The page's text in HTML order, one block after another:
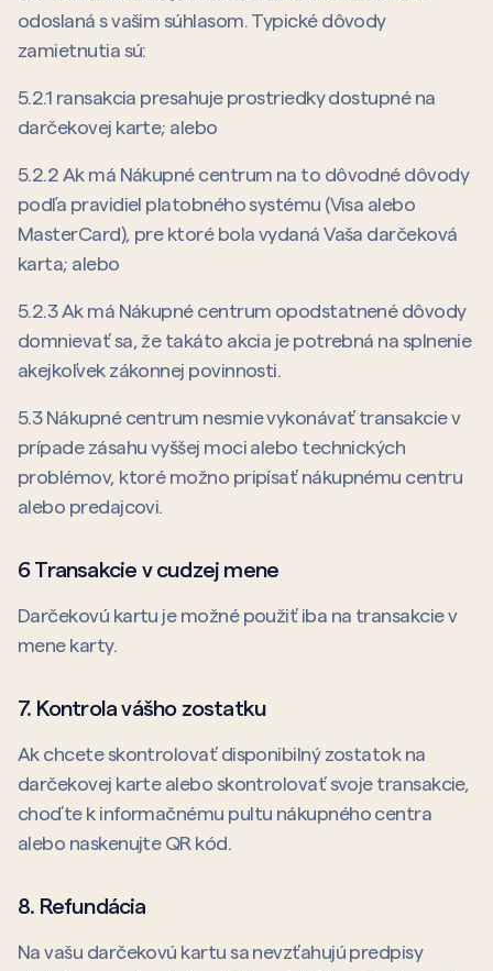
odoslaná s vašim súhlasom. Typické dôvody
zamietnutia sú:
5.2.1 ransakcia presahuje prostriedky dostupné na
darčekovej karte; alebo
5.2.2 Ak má Nákupné centrum na to dôvodné dôvody
podľa pravidiel platobného systému (Visa alebo
MasterCard), pre ktoré bola vydaná Vaša darčeková
karta; alebo
5.2.3 Ak má Nákupné centrum opodstatnené dôvody
domnievať sa, že takáto akcia je potrebná na splnenie
akejkoľvek zákonnej povinnosti.
5.3 Nákupné centrum nesmie vykonávať transakcie v
prípade zásahu vyššej moci alebo technických
problémov, ktoré možno pripísať nákupnému centru
alebo predajcovi.
6 Transakcie v cudzej mene
Darčekovú kartu je možné použiť iba na transakcie v
mene karty.
7. Kontrola vášho zostatku
Ak chcete skontrolovať disponibilný zostatok na
darčekovej karte alebo skontrolovať svoje transakcie,
choďte k informačnému pultu nákupného centra
alebo naskenujte QR kód.
8. Refundácia
Na vašu darčekovú kartu sa nevzťahujú predpisy